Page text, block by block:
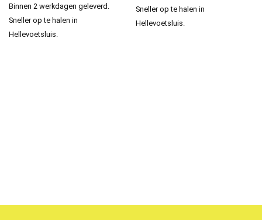
Binnen 2 werkdagen geleverd.
Sneller op te halen in
Hellevoetsluis.
Sneller op te halen in
Hellevoetsluis.